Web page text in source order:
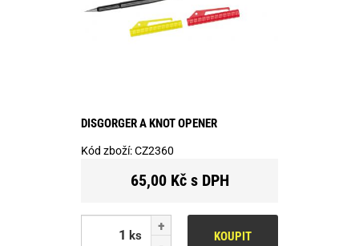
DISGORGER A KNOT OPENER
Kód zboží:CZ2360
65,00 Kč s DPH
ks KOUPIT